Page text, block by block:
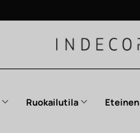
Ruokailutila Eteinen